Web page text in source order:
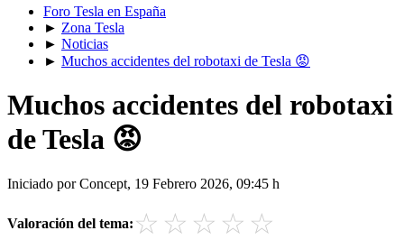
Foro Tesla en España
► Zona Tesla
► Noticias
► Muchos accidentes del robotaxi de Tesla 😡
Muchos accidentes del robotaxi
de Tesla 😡
Iniciado por Concept, 19 Febrero 2026, 09:45 h
Valoración del tema: ☆ ☆ ☆ ☆ ☆